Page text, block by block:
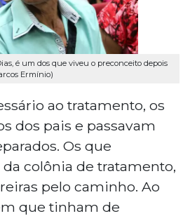
é um dos que viveu o preconceito depois
Ermínio)
ao tratamento, os
dos pais e passavam
Os que
colônia de tratamento,
pelo caminho. Ao
que tinham de